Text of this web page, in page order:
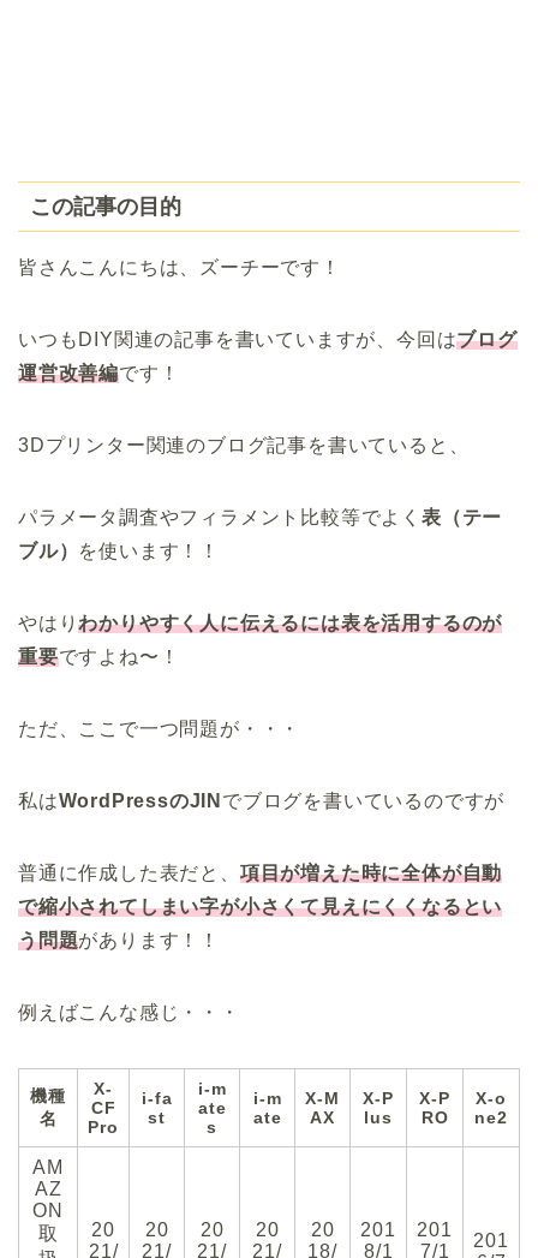
この記事の目的
皆さんこんにちは、ズーチーです！
いつもDIY関連の記事を書いていますが、今回はブログ
運営改善編です！
3Dプリンター関連のブログ記事を書いていると、
パラメータ調査やフィラメント比較等でよく 表（テー
ブル） を使います！！
やはりわかりやすく人に伝えるには表を活用するのが
重要ですよね〜！
ただ、ここで一つ問題が・・・
私はWordPressのJIN でブログを書いているのですが
普通に作成した表だと、 項目が増えた時に全体が自動
で縮小されてしまい字が小さくて見えにくくなるとい
う問題があります！！
例えばこんな感じ・・・
機種
名
X-
CF
Pro
i-fa
st
i-m
ate
s
i-m
ate
X-M
AX
X-P
lus
X-P
RO
X-o
ne2
AM
AZ
ON
取
20
21/
20
21/
20
21/
20
21/
20
18/
201
8/1
201
7/1
201